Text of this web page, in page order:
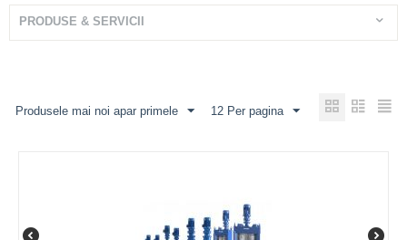
PRODUSE & SERVICII
Produsele mai noi apar primele 12 Per pagina